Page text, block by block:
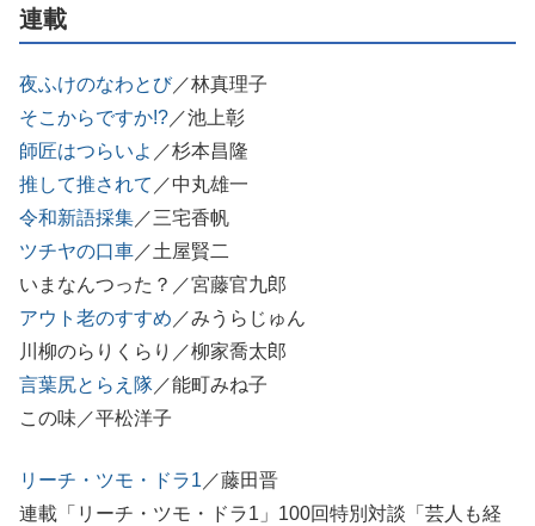
連載
夜ふけのなわとび／林真理子
そこからですか!?／池上彰
師匠はつらいよ ／杉本昌隆
推して推されて ／中丸雄一
令和新語採集／三宅香帆
ツチヤの口車／土屋賢二
いまなんつった？／宮藤官九郎
アウト老のすすめ ／みうらじゅん
川柳のらりくらり／柳家喬太郎
言葉尻とらえ隊／能町みね子
この味／平松洋子
リーチ・ツモ・ドラ1／藤田晋
連載「リーチ・ツモ・ドラ1」100回特別対談「芸人も経